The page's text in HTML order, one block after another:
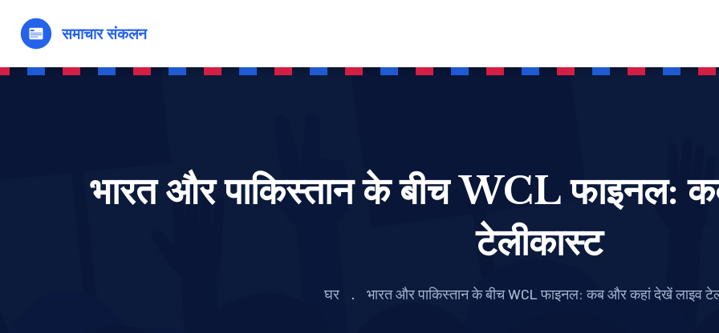
भारत और पाकिस्तान के बीच WCL फाइनल:
टेलीकास्ट
घर भारत और पाकिस्तान के बीच WCL फाइनल: कब और कहां देखें लाइव